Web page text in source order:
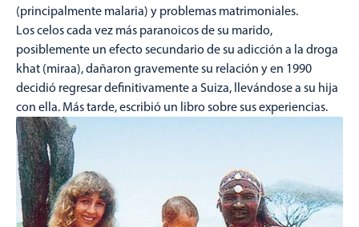
(principalmente malaria) y problemas matrimoniales.
Los celos cada vez más paranoicos de su marido,
posiblemente un efecto secundario de su adicción a la droga
khat (miraa), dañaron gravemente su relación y en 1990
decidió regresar definitivamente a Suiza, llevándose a su hija
con ella. Más tarde, escribió un libro sobre sus experiencias.